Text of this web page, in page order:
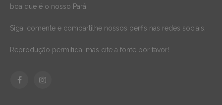
boa que é o nosso Pará.
Siga, comente e compartilhe nossos perfis nas redes sociais.
Reprodução permitida, mas cite a fonte por favor!
FacebookInstagram